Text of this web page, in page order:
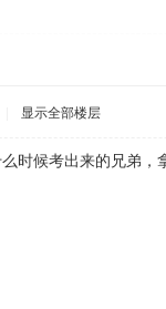
显示全部楼层
时候考出来的兄弟，